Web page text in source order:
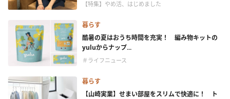
【特集】やめ活、はじめました
暮らす
酷暑の夏はおうち時間を充実！ 編み物キットの
yuluからナップ...
＃ライフニュース
暮らす
【山崎実業】せまい部屋をスリムで快適に！ ト